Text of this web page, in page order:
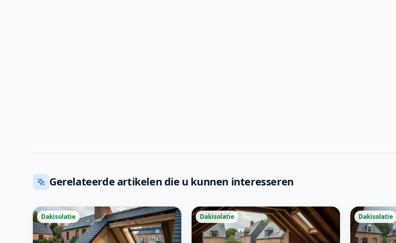
Gerelateerde artikelen die u kunnen interesseren
Dakisolatie Dakisolatie Dakisolatie